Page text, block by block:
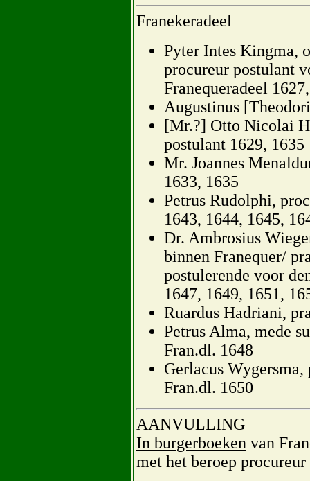
Franekeradeel
Pyter Intes Kingma,
procureur postulant
Franequeradeel
Augustinus
[Mr.?] Otto Nicolai
postulant 1629, 1635
Mr. Joannes
1633, 1635
Petrus Rudolphi,
1643, 1644, 1645,
Dr. Ambrosius
binnen Franequer/
postulerende voor
1647, 1649, 1651,
Ruardus Hadriani,
Petrus Alma, mede
Fran.dl. 1648
Gerlacus
Fran.dl. 1650
AANVULLING
In burgerboeken van
met het beroep